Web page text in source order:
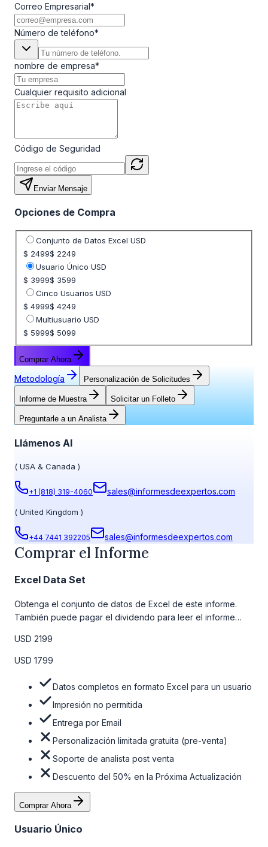
Correo Empresarial*
Número de teléfono*
nombre de empresa*
Cualquier requisito adicional
Código de Seguridad
Enviar Mensaje
Opciones de Compra
Seleccione opción de precio
Conjunto de Datos Excel USD
$ 2499$ 2249
Usuario Único USD
$ 3999$ 3599
Cinco Usuarios USD
$ 4999$ 4249
Multiusuario USD
$ 5999$ 5099
Comprar Ahora
Metodología Personalización de Solicitudes
Informe de Muestra Solicitar un Folleto
Preguntarle a un Analista
Llámenos Al
( USA & Canada )
+1 (818) 319-4060 sales@informesdeexpertos.com
( United Kingdom )
+44 7441 392205 sales@informesdeexpertos.com
Comprar el Informe
Excel Data Set
Obtenga el conjunto de datos de Excel de este informe.
También puede pagar el dividendo para leer el informe
la tabla de precios a continuación.
USD 2199
USD 1799
Datos completos en formato Excel para un usuario
Impresión no permitida
Entrega por Email
Personalización limitada gratuita (pre-venta)
Soporte de analista post venta
Descuento del 50% en la Próxima Actualización
Comprar Ahora
Usuario Único